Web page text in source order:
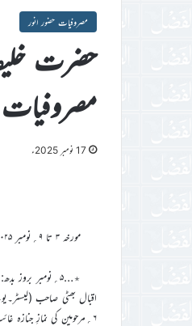
مصروفیات حضور انور
حضرت
مصروفیات
17 نومبر 2025ء
مورخہ ۳ تا ۹؍نومبر ۲۰۲۵ء کے دوران حضرت خليفۃ المسيح الخامس ايدہ اللہ تعاليٰ بنصرہ العزيز کي گوناگوں مصروفيات میں سے چند ايک کی جھلک ہديۂ قارئين ہے:
٭…۵؍نومبر بروز
اقبال بھٹی صاحب
۶؍مرحومین کی نمازِ جنازہ غائب پڑھائی۔